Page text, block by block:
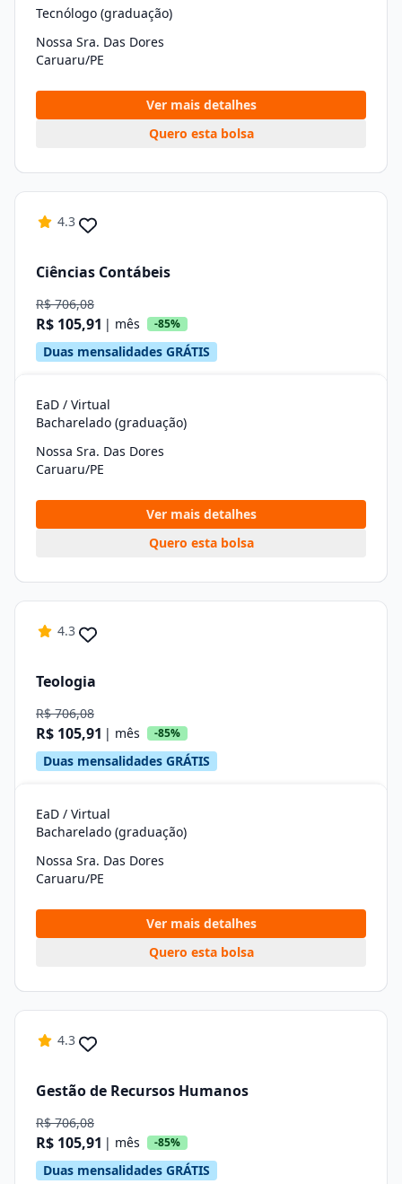
Tecnólogo (graduação)
Nossa Sra. Das Dores
Caruaru/PE
Ver mais detalhes
Quero esta bolsa
4.3
Ciências Contábeis
R$ 706,08
R$ 105,91 | mês -85%
Duas mensalidades GRÁTIS
EaD / Virtual
Bacharelado (graduação)
Nossa Sra. Das Dores
Caruaru/PE
Ver mais detalhes
Quero esta bolsa
4.3
Teologia
R$ 706,08
R$ 105,91 | mês -85%
Duas mensalidades GRÁTIS
EaD / Virtual
Bacharelado (graduação)
Nossa Sra. Das Dores
Caruaru/PE
Ver mais detalhes
Quero esta bolsa
4.3
Gestão de Recursos Humanos
R$ 706,08
R$ 105,91 | mês -85%
Duas mensalidades GRÁTIS